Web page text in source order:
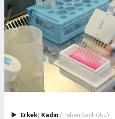
Erkek| Kadın (Haberi Sesli Oku)